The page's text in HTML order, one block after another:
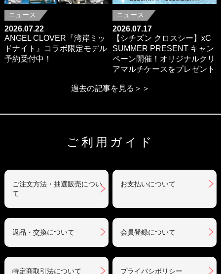
ニュース
2026.07.22
ANGEL CLOVER『湾岸ミッ
ドナイト』コラボ限定モデル
予約受付中！
ニュース
2026.07.17
【シチズン クロスシー】xC
SUMMER PRESENT キャン
ペーン開催！オリジナルクリ
アマルチケースをプレゼント
過去の記事を見る＞＞
ご利用ガイド
ご注文方法・抽選販売につい
て
お支払いについて
返品・交換について 会員登録について
特定商取引法について プライバシポリシー